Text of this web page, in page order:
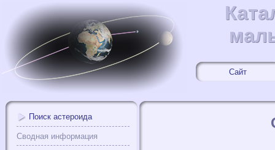
Сайт
Поиск астероида
Сводная информация